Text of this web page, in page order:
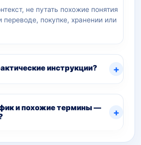
не путать похожие понятия
переводе, покупке, хранении или
инструкции?
и похожие термины —